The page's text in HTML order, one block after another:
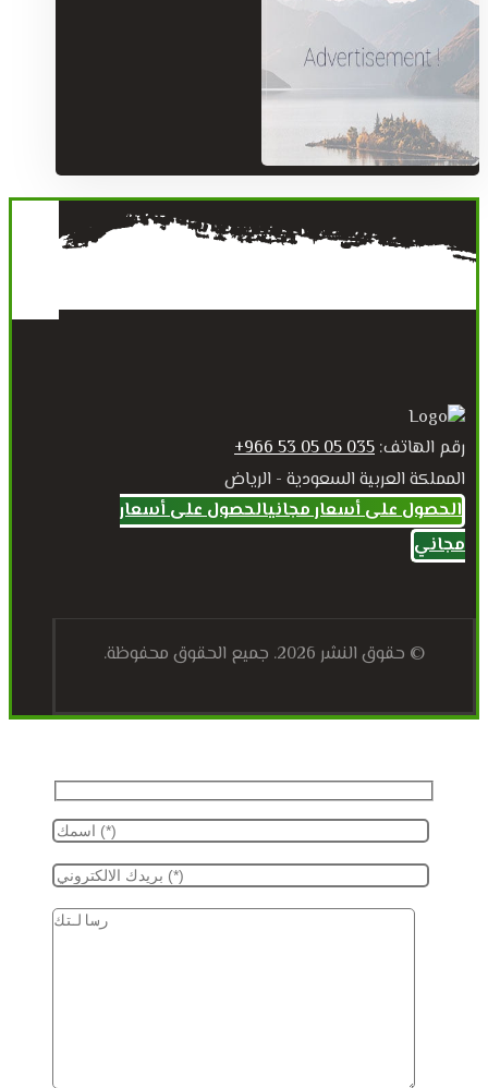
رقم الهاتف: 035 05 05 53 966+
المملكة العربية السعودية - الرياض
الحصول على أسعار مجانيالحصول على أسعار
مجاني
© حقوق النشر 2026. جميع الحقوق محفوظة.